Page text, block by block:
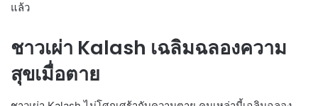
แล้ว
ชาวเผ่า Kalash เฉลิมฉลองความ
สุขเมื่อตาย